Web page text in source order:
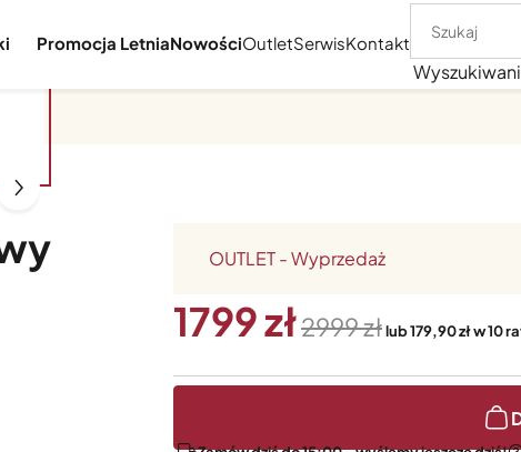
Promocja LetniaNowościOutletSerwisKontakt
OUTLET - Wyprzedaż
1799 2999 lub 179,90 zł w 10